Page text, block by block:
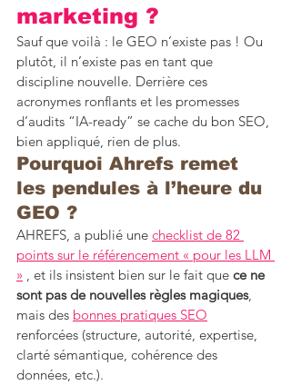
marketing ?
Sauf que voilà : le GEO n’existe pas ! Ou
plutôt, il n’existe pas en tant que
discipline nouvelle. Derrière ces
acronymes ronflants et les promesses
d’audits “IA-ready” se cache du bon SEO,
bien appliqué, rien de plus.
Pourquoi Ahrefs remet
les pendules à l’heure du
GEO ?
AHREFS, a publié une checklist de 82
points sur le référencement « pour les LLM
» , et ils insistent bien sur le fait que ce ne
sont pas de nouvelles règles magiques,
mais des bonnes pratiques SEO
renforcées (structure, autorité, expertise,
clarté sémantique, cohérence des
données, etc.).